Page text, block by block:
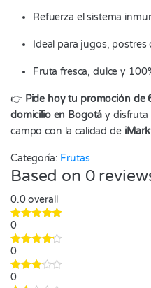
Refuerza el sistema
Ideal para jugos, postres
Fruta fresca, dulce y
👉 Pide hoy tu promoción de
domicilio en Bogotá y disfruta
campo con la calidad de
Categoría: Frutas
Based on 0
0.0overall
0
0
0